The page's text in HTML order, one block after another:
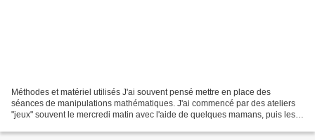
Méthodes et matériel utilisés J'ai souvent pensé mettre en place des
séances de manipulations mathématiques. J'ai commencé par des ateliers
"jeux" souvent le mercredi matin avec l'aide de quelques mamans, puis les